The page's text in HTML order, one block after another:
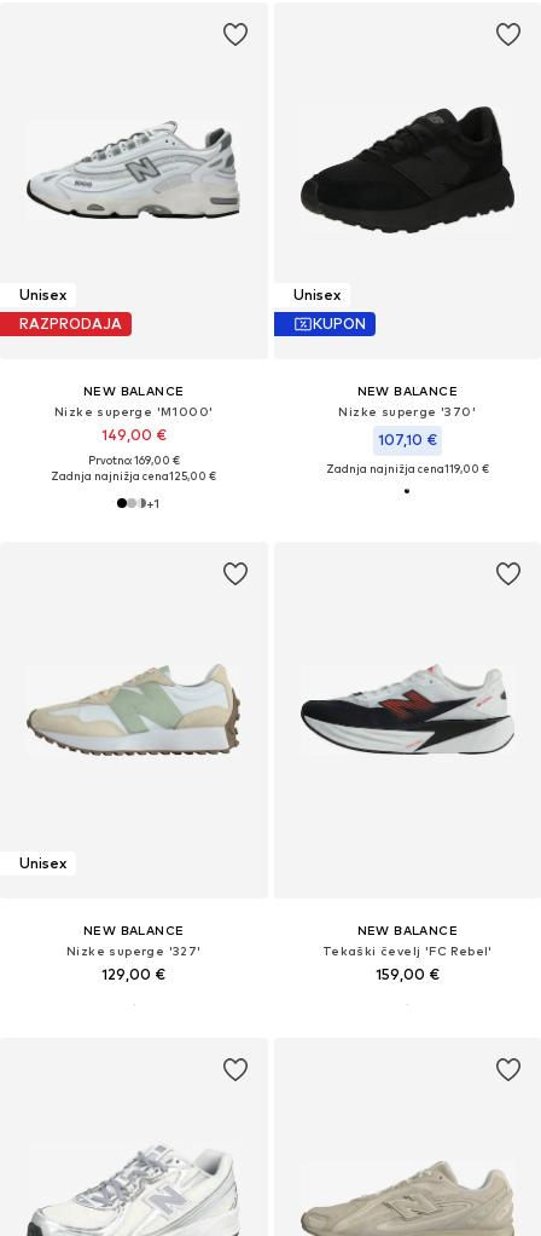
Unisex
RAZPRODAJA
NEW BALANCE
Nizke superge 'M1000'
149,00 €
Prvotno: 169,00 €
Zadnja najnižja cena125,00 €
+1
Unisex
KUPON
NEW BALANCE
Nizke superge '370'
107,10 €
Zadnja najnižja cena119,00 €
Unisex
NEW BALANCE
Nizke superge '327'
129,00 €
NEW BALANCE
Tekaški čevelj 'FC Rebel'
159,00 €